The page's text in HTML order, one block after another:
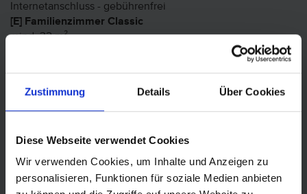
Zustimmung Details Über Cookies
Diese Webseite verwendet Cookies
Wir verwenden Cookies, um Inhalte und Anzeigen zu
personalisieren, Funktionen für soziale Medien anbieten
Internetanschluss - gebührenfrei
[E] Familienzimmer Classic
mind. 32 m²
Anzahl der Betten: Doppelbett 2x, Zustellbett 2x, Gitterbett
als Überbelegung möglich: Ja
Badezimmer: Badewanne / Dusche, WC, Haarfön
Medien & Technik: Telefon, TV, WLAN/WIFI
Internetanschluss - gebührenfrei